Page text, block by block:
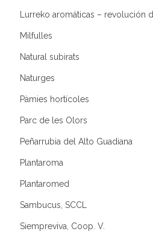
Lurreko aromáticas – revolución
Milfulles
Natural subirats
Naturges
Pàmies hortícoles
Parc de les Olors
Peñarrubia del Alto Guadiana
Plantaroma
Plantaromed
Sambucus, SCCL
Siempreviva, Coop. V.